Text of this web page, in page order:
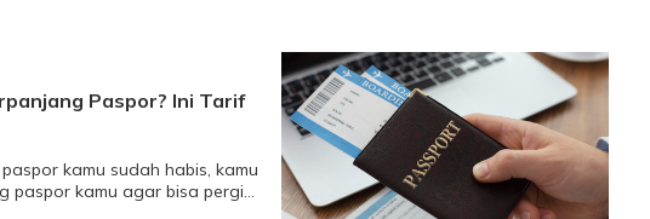
Paspor? Ini Tarif
kamu sudah habis, kamu
paspor kamu agar bisa pergi